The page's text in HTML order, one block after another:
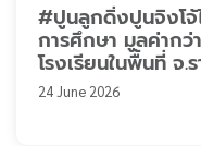
#ปูนลูกดิ่งปูนจิงโ
การศึกษา มูลค่ากว่
โรงเรียนในพื้นที่ จ.
24 June 2026